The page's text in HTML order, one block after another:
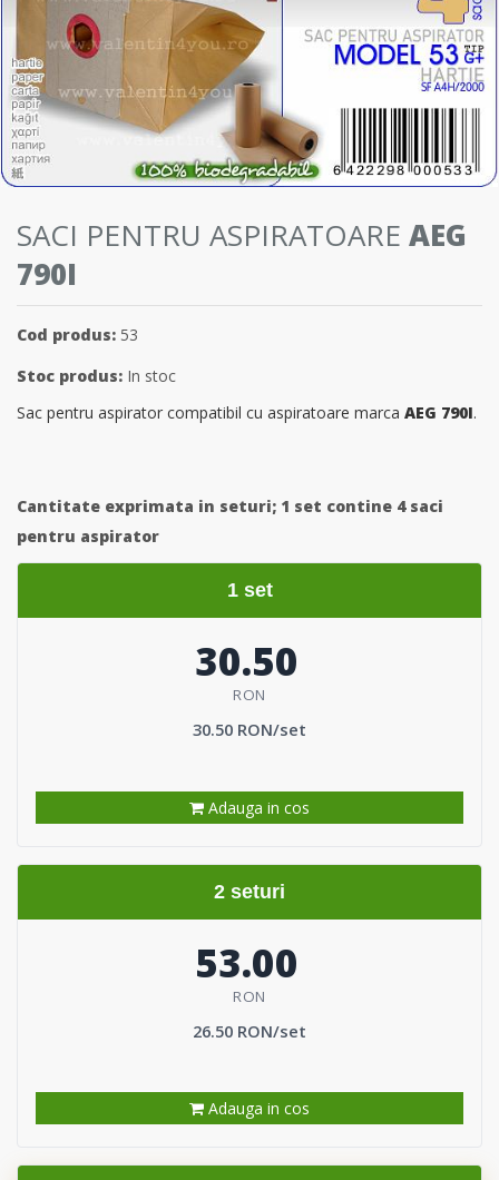
SACI PENTRU ASPIRATOARE AEG
790I
Cod produs: 53
Stoc produs: In stoc
Sac pentru aspirator compatibil cu aspiratoare marca AEG 790I.
Cantitate exprimata in seturi; 1 set contine 4 saci
pentru aspirator
1 set
30.50
RON
30.50 RON/set
Adauga in cos
2 seturi
53.00
RON
26.50 RON/set
Adauga in cos